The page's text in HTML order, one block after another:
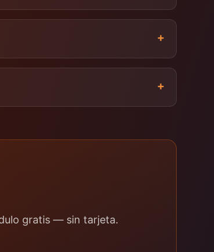
+
+
gratis — sin tarjeta.